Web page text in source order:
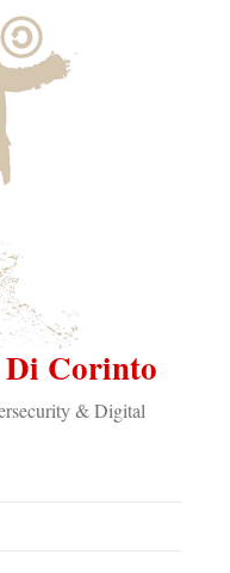
Corinto
& Digital